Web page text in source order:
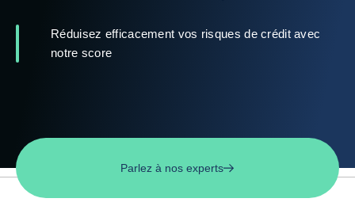
Réduisez efficacement vos risques de crédit avec
notre score
Parlez à nos experts